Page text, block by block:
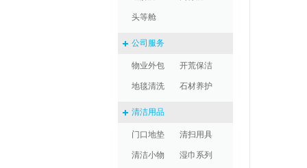
头等舱
公司服务
物业外包 开荒保洁
地毯清洗 石材养护
清洁用品
门口地垫 清扫用具
清洁小物 湿巾系列